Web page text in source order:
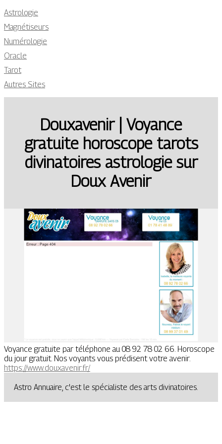
Astrologie
Magnétiseurs
Numérologie
Oracle
Tarot
Autres Sites
Douxavenir | Voyance
gratuite horoscope tarots
divinatoi­res astrologie sur
Doux Avenir
Voyance gratuite par téléphone au 08 92 78 02 66. Horoscope
du jour gratuit. Nos voyants vous prédisent votre avenir.
https://www.douxavenir.fr/
Astro Annuaire, c'est le spécialiste des arts divinatoires.